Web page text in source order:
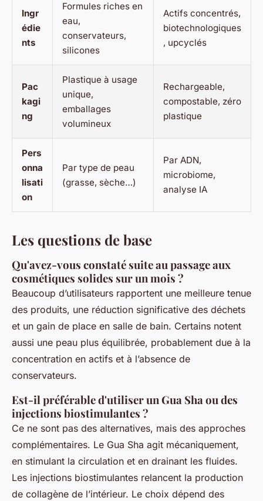
Ingr
édie
nts
Formules riches en
eau,
conservateurs,
silicones
Actifs concentrés,
biotechnologiques
, upcyclés
Pac
kagi
ng
Plastique à usage
unique,
emballages
volumineux
Rechargeable,
compostable, zéro
plastique
Pers
onna
lisati
on
Par type de peau
(grasse, sèche…)
Par ADN,
microbiome,
analyse IA
Les questions de base
Qu'avez-vous constaté suite au passage aux
cosmétiques solides sur un mois ?
Beaucoup d’utilisateurs rapportent une meilleure tenue
des produits, une réduction significative des déchets
et un gain de place en salle de bain. Certains notent
aussi une peau plus équilibrée, probablement due à la
concentration en actifs et à l’absence de
conservateurs.
Est-il préférable d'utiliser un Gua Sha ou des
injections biostimulantes ?
Ce ne sont pas des alternatives, mais des approches
complémentaires. Le Gua Sha agit mécaniquement,
en stimulant la circulation et en drainant les fluides.
Les injections biostimulantes relancent la production
de collagène de l’intérieur. Le choix dépend des